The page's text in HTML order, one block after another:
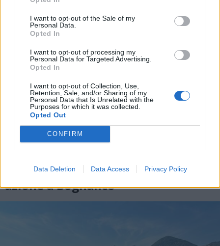
I want to opt-out of the Sale of my
Personal Data.
Opted In
I want to opt-out of processing my
Personal Data for Targeted Advertising.
Opted In
I want to opt-out of Collection, Use,
Retention, Sale, and/or Sharing of my
Personal Data that Is Unrelated with the
Purposes for which it was collected.
Opted Out
CONFIRM
Data Deletion Data Access Privacy Policy
VERBANIA
Cinque forristi francesi bloccati nel
Rio Rasiga: soccorso alpino in
azione a Bognanco